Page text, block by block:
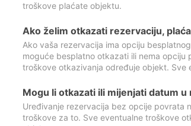
troškove plaćate objektu.
Ako želim otkazati rezervaciju,
Ako vaša rezervacija ima opciju
moguće besplatno otkazati ili nema
troškove otkazivanja određuje objekt.
Mogu li otkazati ili mijenjati datum
Uređivanje rezervacija bez opcije povrata
troškove za to. Sve eventualne troškove